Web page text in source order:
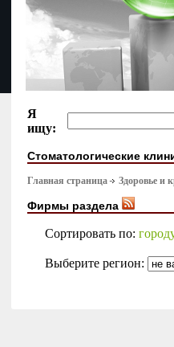
Я
ищу:
Стоматологические
Главная страница Здоровье и
Фирмы раздела
Сортировать по:
Выберите регион: